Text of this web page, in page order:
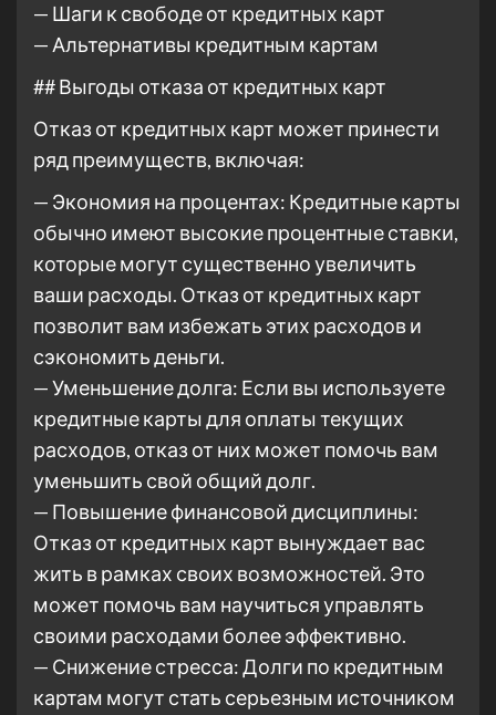
— Шаги к свободе от кредитных карт
— Альтернативы кредитным картам
## Выгоды отказа от кредитных карт
Отказ от кредитных карт может принести
ряд преимуществ, включая:
— Экономия на процентах: Кредитные карты
обычно имеют высокие процентные ставки,
которые могут существенно увеличить
ваши расходы. Отказ от кредитных карт
позволит вам избежать этих расходов и
сэкономить деньги.
— Уменьшение долга: Если вы используете
кредитные карты для оплаты текущих
расходов, отказ от них может помочь вам
уменьшить свой общий долг.
— Повышение финансовой дисциплины:
Отказ от кредитных карт вынуждает вас
жить в рамках своих возможностей. Это
может помочь вам научиться управлять
своими расходами более эффективно.
— Снижение стресса: Долги по кредитным
картам могут стать серьезным источником